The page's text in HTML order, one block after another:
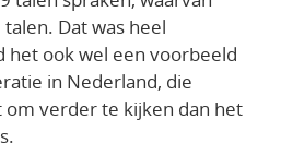
Dat was heel
het ook wel een voorbeeld
in Nederland, die
verder te kijken dan het